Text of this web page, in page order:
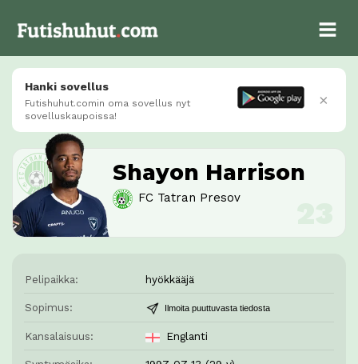
Hanki sovellus
Futishuhut.comin oma sovellus nyt
sovelluskaupoissa!
×
Shayon Harrison
FC Tatran Presov
Pelipaikka: hyökkääjä
Sopimus: Ilmoita puuttuvasta tiedosta
Kansalaisuus: Englanti